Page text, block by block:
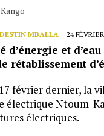
DESTIN MBALLA 24
d’énergie et
rétablissement
février dernier, la
électrique Ntoum-
électriques.